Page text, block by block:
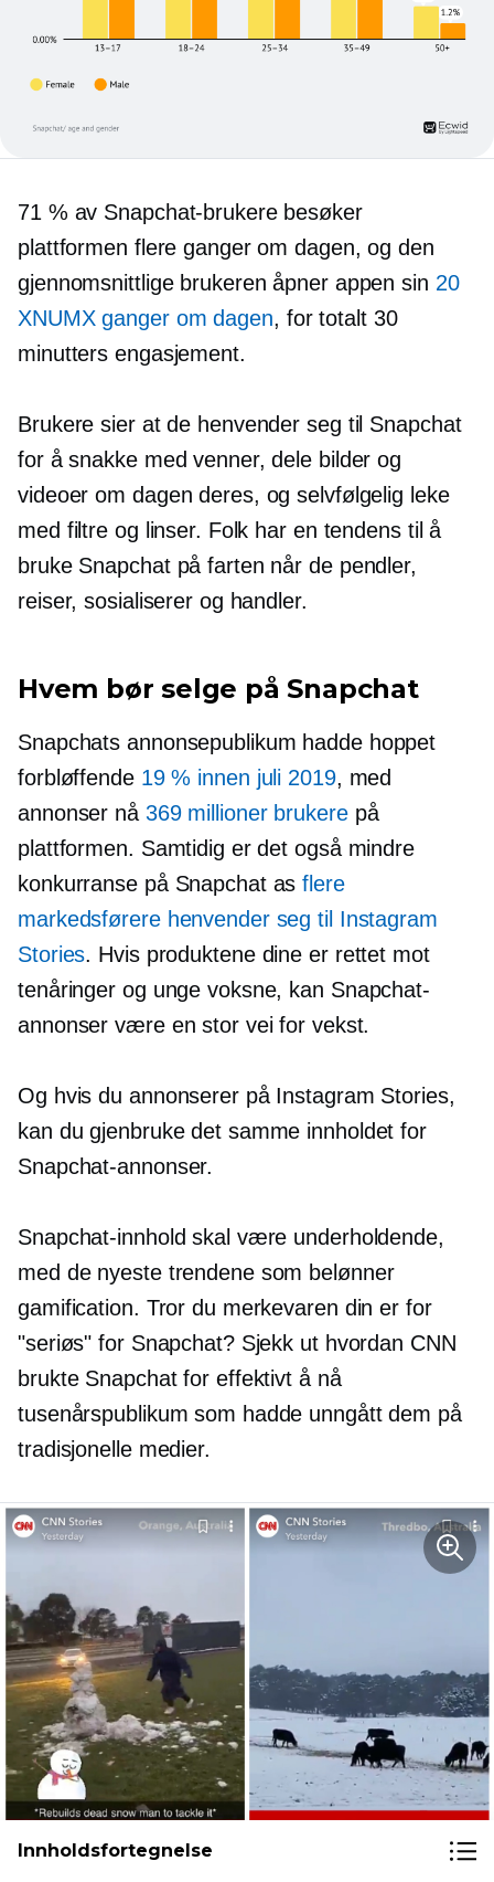
71 % av Snapchat-brukere besøker
plattformen flere ganger om dagen, og den
gjennomsnittlige brukeren åpner appen sin 20
XNUMX ganger om dagen, for totalt 30
minutters engasjement.
Brukere sier at de henvender seg til Snapchat
for å snakke med venner, dele bilder og
videoer om dagen deres, og selvfølgelig leke
med filtre og linser. Folk har en tendens til å
bruke Snapchat på farten når de pendler,
reiser, sosialiserer og handler.
Hvem bør selge på Snapchat
Snapchats annonsepublikum hadde hoppet
forbløffende 19 % innen juli 2019, med
annonser nå 369 millioner brukerepå
plattformen. Samtidig er det også mindre
konkurranse på Snapchat asflere
markedsførere henvender seg til Instagram
Stories. Hvis produktene dine er rettet mot
tenåringer og unge voksne, kan Snapchat-
annonser være en stor vei for vekst.
Og hvis du annonserer på Instagram Stories,
kan du gjenbruke det samme innholdet for
Snapchat-annonser.
Snapchat-innhold skal være underholdende,
med de nyeste trendene som belønner
gamification. Tror du merkevaren din er for
"seriøs" for Snapchat? Sjekk ut hvordan CNN
brukte Snapchat for effektivt å nå
tusenårspublikum som hadde unngått dem på
tradisjonelle medier.
Innholdsfortegnelse